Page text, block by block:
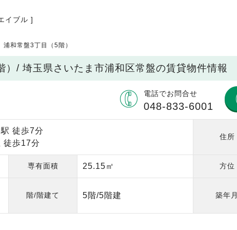
イブル ]
和常盤3丁目（5階）
埼玉県さいたま市浦和区常盤の賃貸物件情報
電話でお問合せ
048-833-6001
徒歩7分
徒歩17分
住所
専有面積 25.15㎡ 方位
階/階建て 5階/5階建 築年月